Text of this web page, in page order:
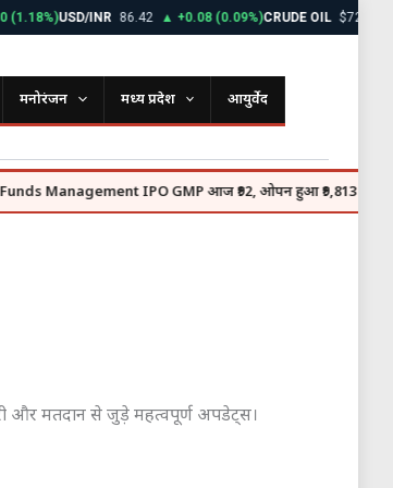
USD/INR 86.42 ▲ +0.08 (0.09%)CRUDE OIL $72.85 ▼ -
मनोरंजन मध्य प्रदेश आयुर्वेद
IPO GMP आज ₹92, ओपन हुआ ₹9,813 करोड़ का इश्यू
और मतदान से जुड़े महत्वपूर्ण अपडेट्स।